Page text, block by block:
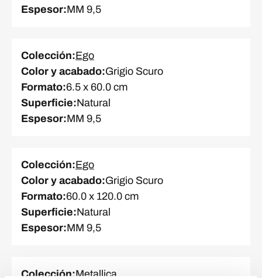
Espesor:MM 9,5
Colección:Ego
Color y acabado:Grigio Scuro
Formato:6.5 x 60.0 cm
Superficie:Natural
Espesor:MM 9,5
Colección:Ego
Color y acabado:Grigio Scuro
Formato:60.0 x 120.0 cm
Superficie:Natural
Espesor:MM 9,5
Colección:Metallica